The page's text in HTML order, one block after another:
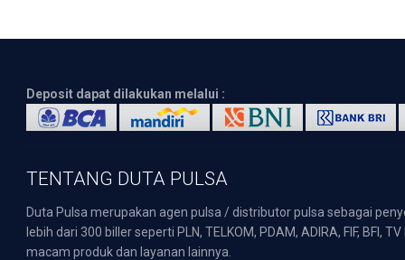
Deposit dapat dilakukan melalui :
TENTANG DUTA PULSA
Duta Pulsa merupakan agen pulsa / distributor pulsa sebagai
lebih dari 300 biller seperti PLN, TELKOM, PDAM, ADIRA, FIF,
macam produk dan layanan lainnya.